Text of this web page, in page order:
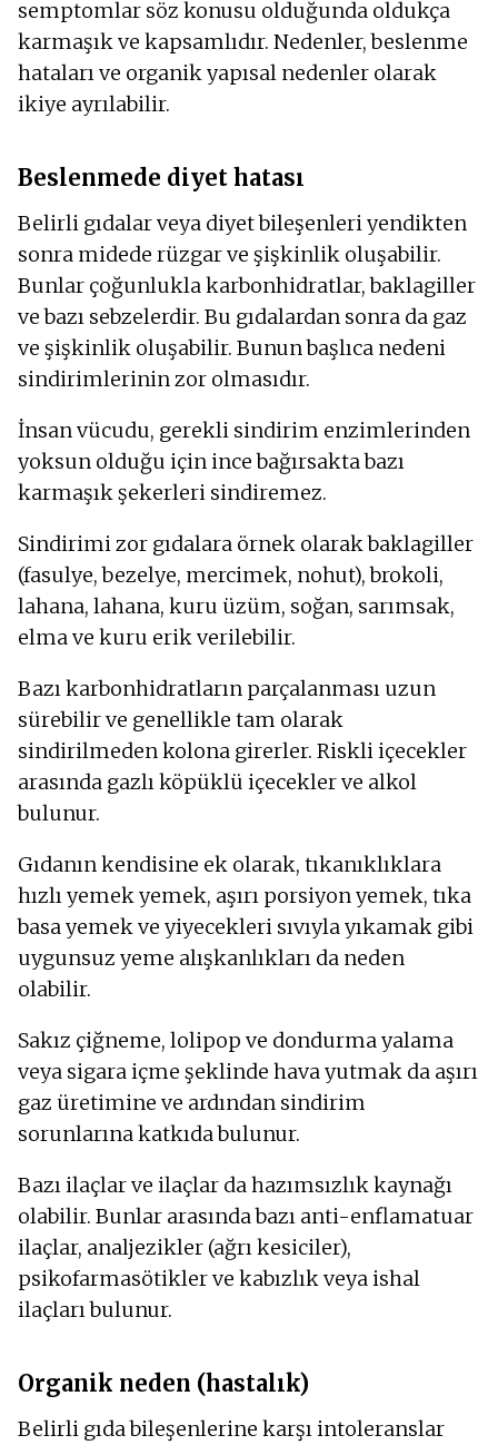
semptomlar söz konusu olduğunda oldukça
karmaşık ve kapsamlıdır. Nedenler, beslenme
hataları ve organik yapısal nedenler olarak
ikiye ayrılabilir.
Beslenmede diyet hatası
Belirli gıdalar veya diyet bileşenleri yendikten
sonra midede rüzgar ve şişkinlik oluşabilir.
Bunlar çoğunlukla karbonhidratlar, baklagiller
ve bazı sebzelerdir. Bu gıdalardan sonra da gaz
ve şişkinlik oluşabilir. Bunun başlıca nedeni
sindirimlerinin zor olmasıdır.
İnsan vücudu, gerekli sindirim enzimlerinden
yoksun olduğu için ince bağırsakta bazı
karmaşık şekerleri sindiremez.
Sindirimi zor gıdalara örnek olarak baklagiller
(fasulye, bezelye, mercimek, nohut), brokoli,
lahana, lahana, kuru üzüm, soğan, sarımsak,
elma ve kuru erik verilebilir.
Bazı karbonhidratların parçalanması uzun
sürebilir ve genellikle tam olarak
sindirilmeden kolona girerler. Riskli içecekler
arasında gazlı köpüklü içecekler ve alkol
bulunur.
Gıdanın kendisine ek olarak, tıkanıklıklara
hızlı yemek yemek, aşırı porsiyon yemek, tıka
basa yemek ve yiyecekleri sıvıyla yıkamak gibi
uygunsuz yeme alışkanlıkları da neden
olabilir.
Sakız çiğneme, lolipop ve dondurma yalama
veya sigara içme şeklinde hava yutmak da aşırı
gaz üretimine ve ardından sindirim
sorunlarına katkıda bulunur.
Bazı ilaçlar ve ilaçlar da hazımsızlık kaynağı
olabilir. Bunlar arasında bazı anti-enflamatuar
ilaçlar, analjezikler (ağrı kesiciler),
psikofarmasötikler ve kabızlık veya ishal
ilaçları bulunur.
Organik neden (hastalık)
Belirli gıda bileşenlerine karşı intoleranslar